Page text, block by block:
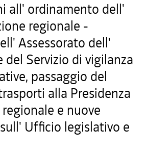
all' ordinamento dell'
regionale -
Assessorato dell'
del Servizio di vigilanza
passaggio del
alla Presidenza
e nuove
Ufficio legislativo e